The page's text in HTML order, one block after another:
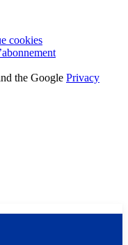
cookies
the Google Privacy